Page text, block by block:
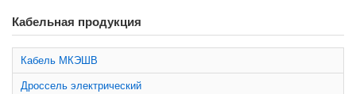
Кабельная продукция
Кабель МКЭШВ
Дроссель электрический